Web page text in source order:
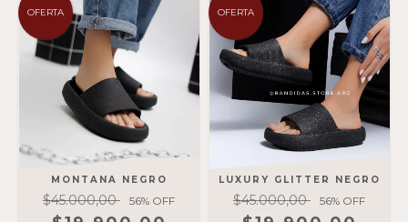
OFERTA
MONTANA NEGRO
$45.000,00 56% OFF
OFERTA
LUXURY GLITTER NEGRO
$45.000,00 56% OFF